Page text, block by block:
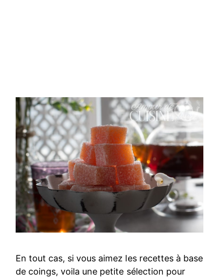
En tout cas, si vous aimez les recettes à base
de coings, voila une petite sélection pour